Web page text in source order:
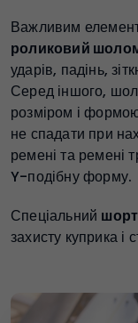
Важливим
роликовий
ударів, падінь,
Серед іншого,
розміром і
не спадати при
ремені та ремені
Y-подібну форму.
Спеціальний
захисту куприка і